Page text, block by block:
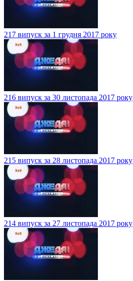
217 випуск за 1 грудня 2017 року
216 випуск за 30 листопада 2017 року
215 випуск за 28 листопада 2017 року
214 випуск за 27 листопада 2017 року